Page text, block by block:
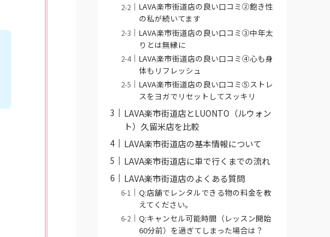
LAVA楽市街道店の良い口コミ②飽き性
の私が続いてます
LAVA楽市街道店の良い口コミ③中年太
りとは無縁に
LAVA楽市街道店の良い口コミ④心も身
体もリフレッシュ
LAVA楽市街道店の良い口コミ⑤ストレ
スをヨガでリセットしてスッキリ
LAVA楽市街道店とLUONTO（ルウォン
ト）久留米店を比較
LAVA楽市街道店の基本情報について
LAVA楽市街道店に車で行くまでの流れ
LAVA楽市街道店のよくある質問
Q:店舗でレンタルできる物の料金を教
えてください。
Q:キャンセル可能時間（レッスン開始
60分前）を過ぎてしまった場合は？